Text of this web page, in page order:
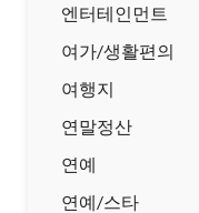
엔터테인먼트
여가/생활편의
여행지
연말정산
연예
연예/스타